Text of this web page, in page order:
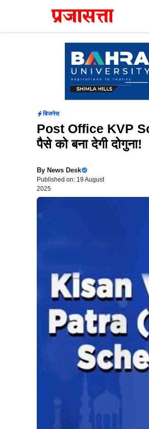
content
बिजनेस
Post Office KVP
पैसे को बना देगी दोगुना!
By News Desk
Published on: 19 August
2025